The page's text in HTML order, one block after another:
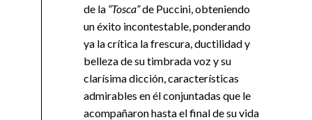
de la “Tosca”de Puccini, obteniendo
un éxito incontestable, ponderando
ya la crítica la frescura, ductilidad y
belleza de su timbrada voz y su
clarísima dicción, características
admirables en él conjuntadas que le
acompañaron hasta el final de su vida